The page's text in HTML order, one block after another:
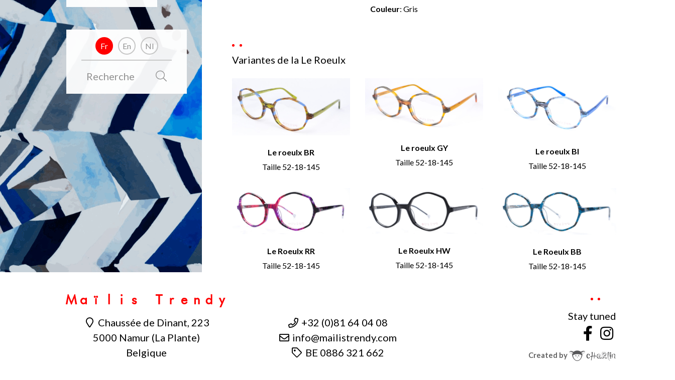
Fr En Nl
Recherche
Couleur: Gris
Variantes de la Le Roeulx
Le roeulx BR
Taille 52-18-145
Le roeulx GY
Taille 52-18-145
Le roeulx BI
Taille 52-18-145
Le Roeulx RR
Taille 52-18-145
Le Roeulx HW
Taille 52-18-145
Le Roeulx BB
Taille 52-18-145
Maïlis Trendy
Chaussée de Dinant, 223
5000 Namur (La Plante)
Belgique
+32 (0)81 64 04 08
info@mailistrendy.com
BE 0886 321 662
Stay tuned
Created by